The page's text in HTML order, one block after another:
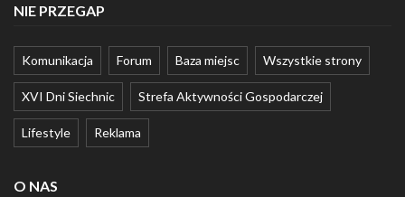
NIE PRZEGAP
Komunikacja Forum Baza miejsc Wszystkie strony
XVI Dni Siechnic Strefa Aktywności Gospodarczej
Lifestyle Reklama
O NAS